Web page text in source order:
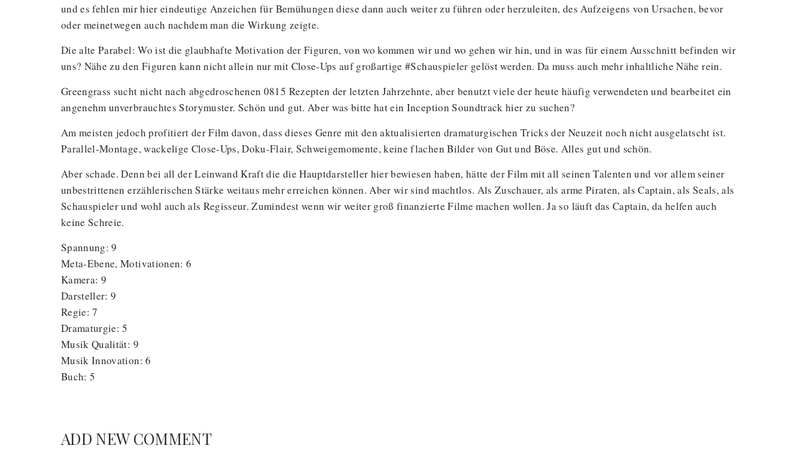
und es fehlen mir hier eindeutige Anzeichen für Bemühungen diese dann auch weiter zu führen oder herzuleiten, des Aufzeigens von Ursachen, bevor
oder meinetwegen auch nachdem man die Wirkung zeigte.
Die alte Parabel: Wo ist die glaubhafte Motivation der Figuren, von wo kommen wir und wo gehen wir hin, und in was für einem Ausschnitt befinden wir
uns? Nähe zu den Figuren kann nicht allein nur mit Close-Ups auf großartige #Schauspieler gelöst werden. Da muss auch mehr inhaltliche Nähe rein.
Greengrass sucht nicht nach abgedroschenen 0815 Rezepten der letzten Jahrzehnte, aber benutzt viele der heute häufig verwendeten und bearbeitet ein
angenehm unverbrauchtes Storymuster. Schön und gut. Aber was bitte hat ein Inception Soundtrack hier zu suchen?
Am meisten jedoch profitiert der Film davon, dass dieses Genre mit den aktualisierten dramaturgischen Tricks der Neuzeit noch nicht ausgelatscht ist.
Parallel-Montage, wackelige Close-Ups, Doku-Flair, Schweigemomente, keine flachen Bilder von Gut und Böse. Alles gut und schön.
Aber schade. Denn bei all der Leinwand Kraft die die Hauptdarsteller hier bewiesen haben, hätte der Film mit all seinen Talenten und vor allem seiner
unbestrittenen erzählerischen Stärke weitaus mehr erreichen können. Aber wir sind machtlos. Als Zuschauer, als arme Piraten, als Captain, als Seals, als
Schauspieler und wohl auch als Regisseur. Zumindest wenn wir weiter groß finanzierte Filme machen wollen. Ja so läuft das Captain, da helfen auch
keine Schreie.
Spannung: 9
Meta-Ebene, Motivationen: 6
Kamera: 9
Darsteller: 9
Regie: 7
Dramaturgie: 5
Musik Qualität: 9
Musik Innovation: 6
Buch: 5
ADD NEW COMMENT